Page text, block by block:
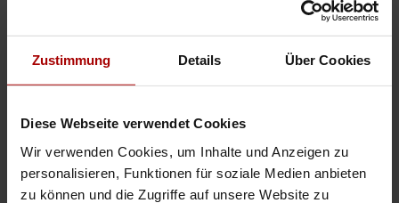
Zustimmung Details Über Cookies
Diese Webseite verwendet Cookies
Wir verwenden Cookies, um Inhalte und Anzeigen zu
personalisieren, Funktionen für soziale Medien anbieten
zu können und die Zugriffe auf unsere Website zu
Ob Garten-, Landschafts- oder Pflasterarbeiten – unsere GaLa-Bauer
bringen Struktur, Gestaltung und Präzision in jedes Projekt in Hannover.
Gesuchin 30159, Hannover
Elektriker-Engpass? Wir liefern Fachkräfte.
Verzögern fehlende Fachkräfte Ihre Projekte? ATEL Elektrotechnik stellt
Ihnen zertifizierte slowakische Elektrotechniker mit Praxiserfahrung in
Deutschland zur Seite – flexibel, termingerecht und im R ..